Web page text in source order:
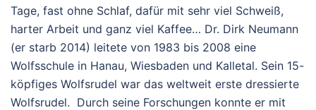
Tage, fast ohne Schlaf, dafür mit sehr viel Schweiß,
harter Arbeit und ganz viel Kaffee… Dr. Dirk Neumann
(er starb 2014) leitete von 1983 bis 2008 eine
Wolfsschule in Hanau, Wiesbaden und Kalletal. Sein 15-
köpfiges Wolfsrudel war das weltweit erste dressierte
Wolfsrudel. Durch seine Forschungen konnte er mit